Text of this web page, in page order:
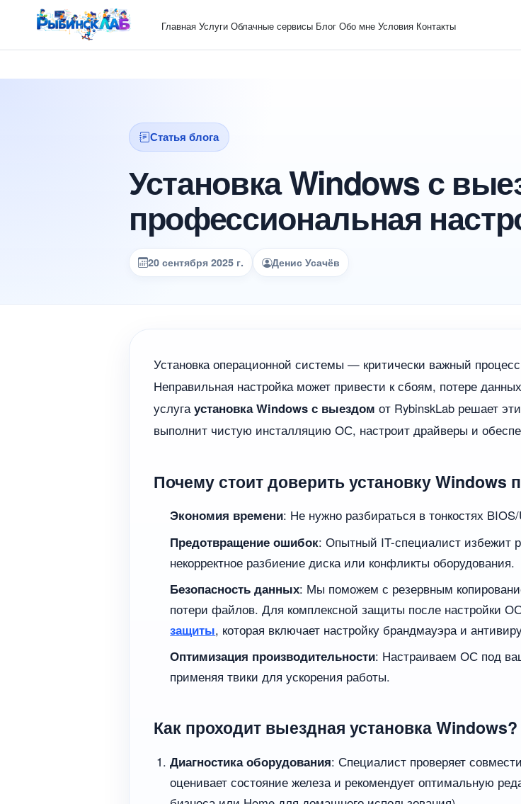
Главная Услуги Облачные сервисы Блог Обо мне Условия Контакты
Статья блога
Установка Windows с
профессиональная
20 сентября 2025 г. Денис Усачёв
Установка операционной системы — критически важный
Неправильная настройка может привести к сбоям, потере
услугаустановка Windows с выездом от RybinskLab решает
выполнит чистую инсталляцию ОС, настроит драйверы и
Почему стоит доверить установку
Экономия времени: Не нужно разбираться в тонкостях
Предотвращение ошибок: Опытный IT-специалист избежит
некорректное разбиение диска или конфликты оборудования.
Безопасность данных: Мы поможем с резервным
потери файлов. Для комплексной защиты после настройки
защиты, которая включает настройку брандмауэра и
Оптимизация производительности: Настраиваем ОС под
применяя твики для ускорения работы.
Как проходит выездная установка Windows?
Диагностика оборудования: Специалист проверяет
оценивает состояние железа и рекомендует оптимальную